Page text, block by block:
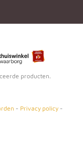
producten.
- Privacy policy -